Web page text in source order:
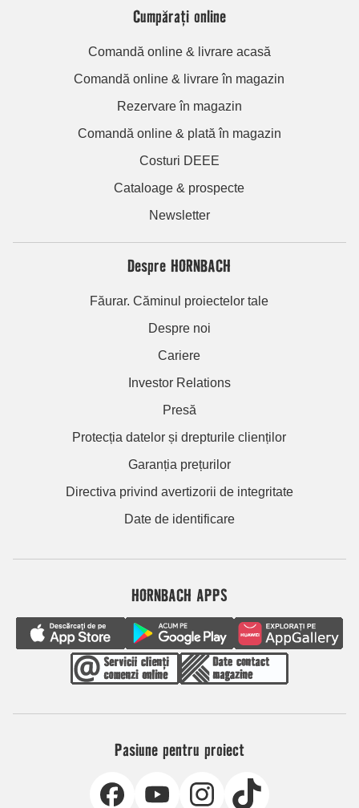
Cumpărați online
Comandă online & livrare acasă
Comandă online & livrare în magazin
Rezervare în magazin
Comandă online & plată în magazin
Costuri DEEE
Cataloage & prospecte
Newsletter
Despre HORNBACH
Făurar. Căminul proiectelor tale
Despre noi
Cariere
Investor Relations
Presă
Protecția datelor și drepturile clienților
Garanția prețurilor
Directiva privind avertizorii de integritate
Date de identificare
HORNBACH APPS
Pasiune pentru proiect